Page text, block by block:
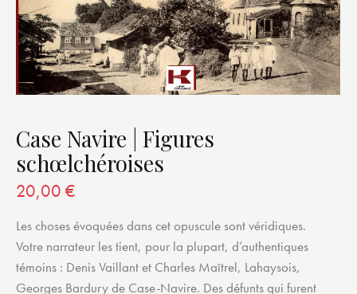
Case Navire | Figures
schœlchéroises
20,00 €
Les choses évoquées dans cet opuscule sont véridiques.
Votre narrateur les tient, pour la plupart, d’authentiques
témoins : Denis Vaillant et Charles Maîtrel, Lahaysois,
Georges Bardury de Case-Navire. Des défunts qui furent